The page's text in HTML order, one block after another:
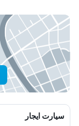
سيارت ايجار